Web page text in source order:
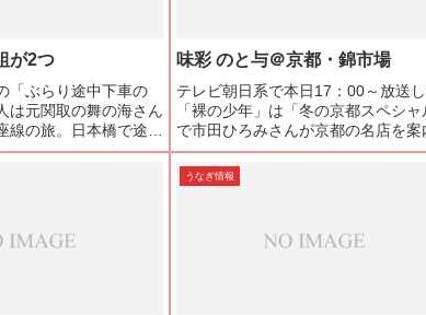
が2つ
「ぶらり途中下車の
は元関取の舞の海さん
線の旅。日本橋で途中
さんはビルの中に大き
見。うなぎ好きの方な
すね。そうです。日本
味彩 のと与＠京都・錦市場
テレビ朝日系で本日17：00～放送
「裸の少年」は「冬の京都スペシャ
で市田ひろみさんが京都の名店を案
た。京都の台所「錦市場」で創業明
45年という老舗の川魚専門店「のと
よ」が2階にある「味彩 のと与」で
うなぎ情報